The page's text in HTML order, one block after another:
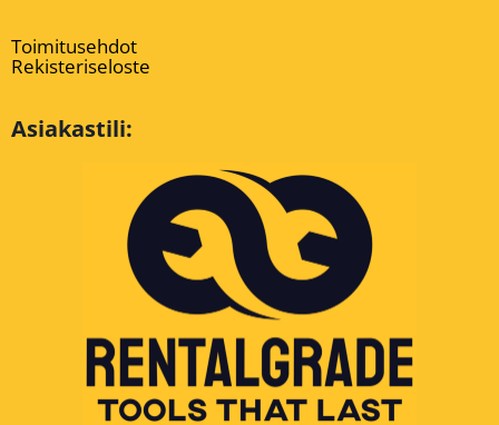
Toimitusehdot
Rekisteriseloste
Asiakastili: